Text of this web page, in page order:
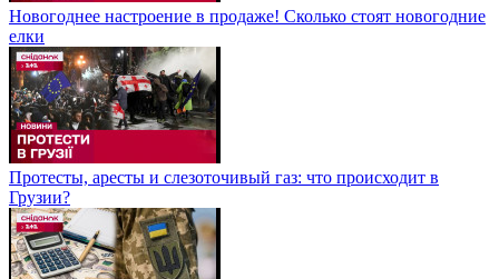
Новогоднее настроение в продаже! Сколько стоят новогодние
елки
Протесты, аресты и слезоточивый газ: что происходит в
Грузии?